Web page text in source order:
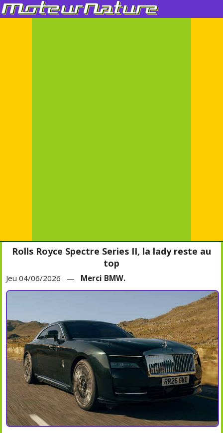
Rolls Royce Spectre Series II, la lady reste au
top
Jeu 04/06/2026 — Merci BMW.